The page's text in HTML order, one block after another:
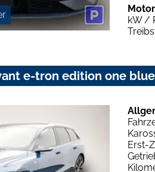
kW /
e-tron edition one
Erst-